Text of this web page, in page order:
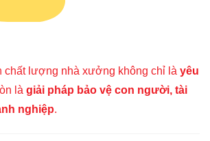
chất lượng nhà xưởng không chỉ là yêu
là giải pháp bảo vệ con người, tài
nghiệp.